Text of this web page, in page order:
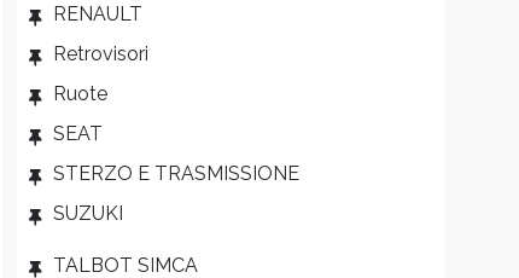
RENAULT
Retrovisori
Ruote
SEAT
STERZO E TRASMISSIONE
SUZUKI
TALBOT SIMCA